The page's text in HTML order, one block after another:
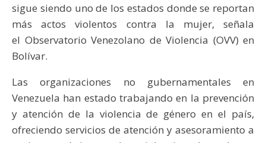
sigue siendo uno de los estados donde se reportan
más actos violentos contra la mujer, señala
el Observatorio Venezolano de Violencia (OVV) en
Bolívar.
Las organizaciones no gubernamentales en
Venezuela han estado trabajando en la prevención
y atención de la violencia de género en el país,
ofreciendo servicios de atención y asesoramiento a